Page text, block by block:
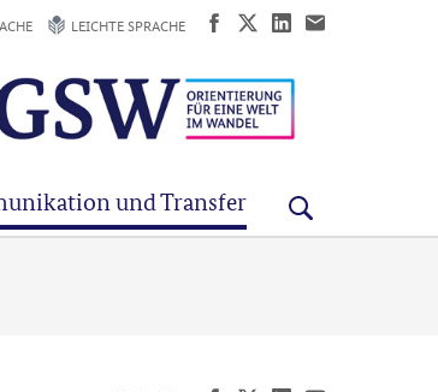
und Transfer
LEICHTE SPRACHE